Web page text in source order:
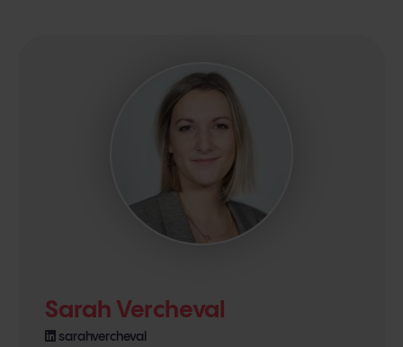
Sarah Vercheval
sarahvercheval